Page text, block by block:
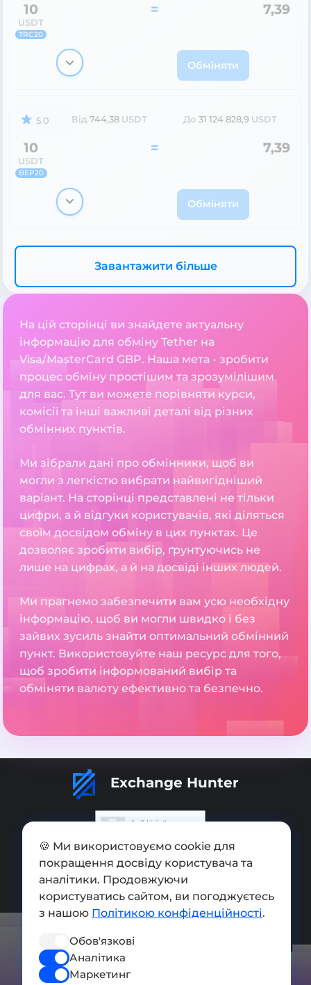
10
USDT
TRC20
= 7,39
Обміняти
5.0 Від 744,38 USDT До 31 124 828,9 USDT
10
USDT
BEP20
= 7,39
Обміняти
Завантажити більше
На цій сторінці ви знайдете актуальну
інформацію для обміну Tether на
Visa/MasterCard GBP. Наша мета - зробити
процес обміну простішим та зрозумілішим
для вас. Тут ви можете порівняти курси,
комісії та інші важливі деталі від різних
обмінних пунктів.
Ми зібрали дані про обмінники, щоб ви
могли з легкістю вибрати найвигідніший
варіант. На сторінці представлені не тільки
цифри, а й відгуки користувачів, які діляться
своїм досвідом обміну в цих пунктах. Це
дозволяє зробити вибір, ґрунтуючись не
лише на цифрах, а й на досвіді інших людей.
Ми прагнемо забезпечити вам усю необхідну
інформацію, щоб ви могли швидко і без
зайвих зусиль знайти оптимальний обмінний
пункт. Використовуйте наш ресурс для того,
щоб зробити інформований вибір та
обміняти валюту ефективно та безпечно.
Exchange Hunter
Додати обмінник
Мапа сайту
Press kit
Умови використання
Політика конфіденційності
🍪 Ми використовуємо cookie для
покращення досвіду користувача та
аналітики. Продовжуючи
користуватись сайтом, ви погоджуєтесь
з нашою Політикою конфіденційності.
Обов'язкові
Аналітика
Маркетинг